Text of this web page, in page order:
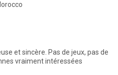
et sincère. Pas de jeux, pas de
vraiment intéressées